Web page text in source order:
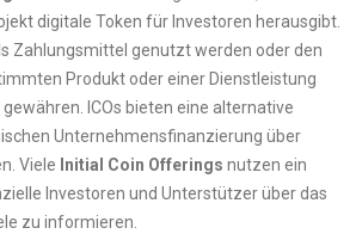
digitale Token für Investoren herausgibt.
Zahlungsmittel genutzt werden oder den
Produkt oder einer Dienstleistung
ICOs bieten eine alternative
Unternehmensfinanzierung über
Viele Initial Coin Offerings nutzen ein
Investoren und Unterstützer über das
zu informieren.